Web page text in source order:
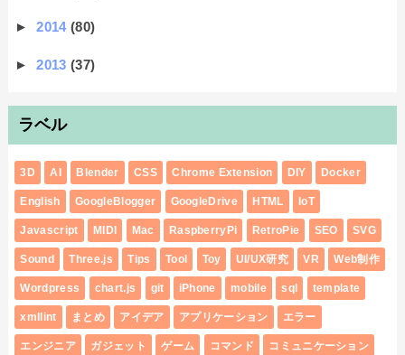
►2014(80)
►2013(37)
ラベル
3D AI Blender CSS Chrome Extension DIY Docker
English GoogleBlogger GoogleDrive HTML IoT
Javascript MIDI Mac RaspberryPi RetroPie SEO SVG
Sound Three.js Tips Tool Toy UI/UX研究 VR Web制作
Wordpress chart.js git iPhone mobile sql template
xmllint まとめ アイデア アプリケーション エラー
エンジニア ガジェット ゲーム コマンド コミュニケーション